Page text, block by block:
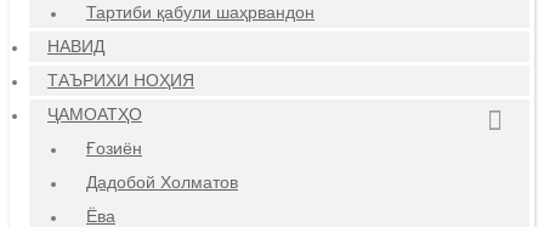
Тартиби қабули шаҳрвандон
НАВИД
ТАЪРИХИ НОҲИЯ
ҶАМОАТҲО
Ғозиён
Дадобой Холматов
Ёва